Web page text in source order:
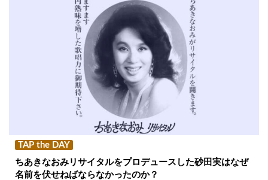
TAP the DAY
ちあきなおみリサイタルをプロデュースした砂田実はなぜ
名前を伏せねばならなかったのか？